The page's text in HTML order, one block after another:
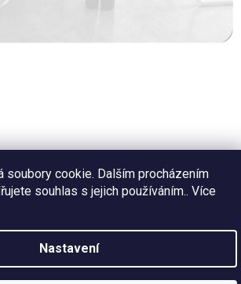
soubory cookie. Dalším procházením
souhlas s jejich používáním.. Více
Nastavení
Vytvořil Shoptet